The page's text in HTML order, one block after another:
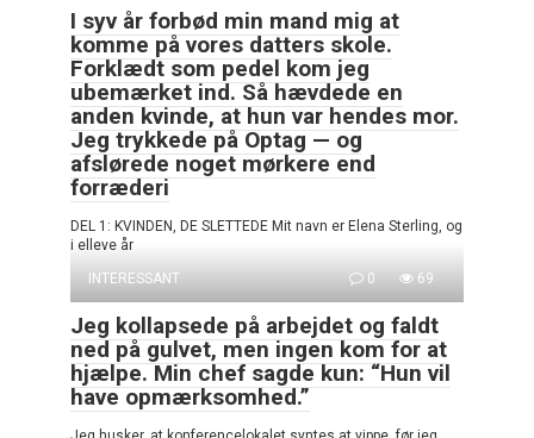
I syv år forbød min mand mig at
komme på vores datters skole.
Forklædt som pedel kom jeg
ubemærket ind. Så hævdede en
anden kvinde, at hun var hendes mor.
Jeg trykkede på Optag — og
afslørede noget mørkere end
forræderi
DEL 1: KVINDEN, DE SLETTEDE Mit navn er Elena Sterling, og
i elleve år
INTERESSANT
0 69
Jeg kollapsede på arbejdet og faldt
ned på gulvet, men ingen kom for at
hjælpe. Min chef sagde kun: “Hun vil
have opmærksomhed.”